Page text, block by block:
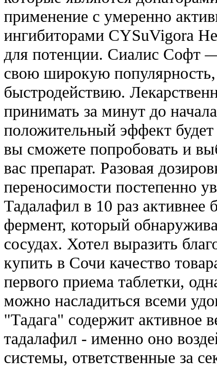
применение с умеренно
ингибиторами CYSuVigora
для потенции. Сиалис Софт
свою широкую популярность,
быстродействию.
принимать за минут до
положительный эффект
вы сможете попробовать и
вас препарат. Разовая
переносимости постепенно
Тадалафил в 10 раз
фермент, который
сосудах. Хотел выразить
купить в Сочи качество
первого приема таблетки,
можно насладиться всеми
"Тадага" содержит активное
тадалафил - именно оно
системы, ответственные за